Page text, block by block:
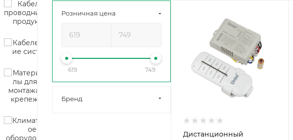
Дистанционный
Розничная цена
619 749
Бренд